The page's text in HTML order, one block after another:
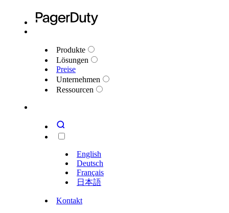
Produkte
Lösungen
Preise
Unternehmen
Ressourcen
English
Deutsch
Français
日本語
Kontakt